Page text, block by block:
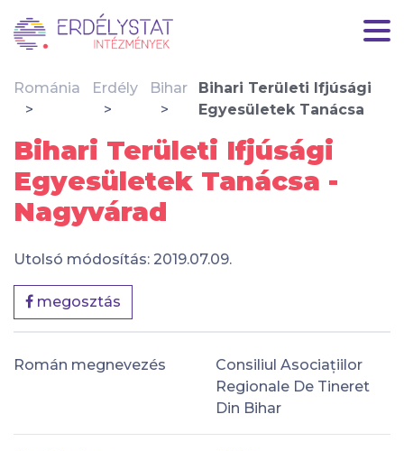
Románia Erdély Bihar
Bihari Területi Ifjúsági
Egyesületek Tanácsa
Bihari Területi Ifjúsági
Egyesületek Tanácsa -
Nagyvárad
Utolsó módosítás: 2019.07.09.
megosztás
Román megnevezés
Consiliul Asociațiilor
Regionale De Tineret
Din Bihar